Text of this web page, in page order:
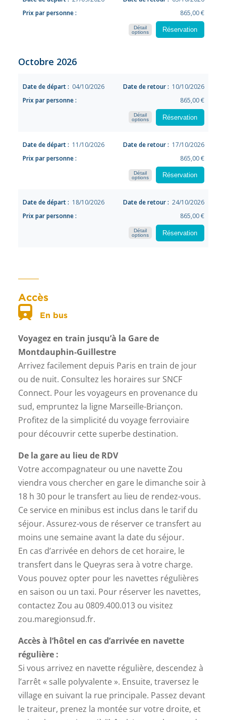
Accès
En bus
Voyagez en train jusqu’à la Gare de
Montdauphin-Guillestre
Arrivez facilement depuis Paris en train de jour
ou de nuit. Consultez les horaires sur SNCF
Connect. Pour les voyageurs en provenance du
sud, empruntez la ligne Marseille-Briançon.
Profitez de la simplicité du voyage ferroviaire
pour découvrir cette superbe destination.
De la gare au lieu de RDV
Votre accompagnateur ou une navette Zou
viendra vous chercher en gare le dimanche soir à
18 h 30 pour le transfert au lieu de rendez-vous.
Ce service en minibus est inclus dans le tarif du
séjour. Assurez-vous de réserver ce transfert au
moins une semaine avant la date du séjour.
En cas d’arrivée en dehors de cet horaire, le
transfert dans le Queyras sera à votre charge.
Vous pouvez opter pour les navettes régulières
en saison ou un taxi. Pour réserver les navettes,
contactez Zou au 0809.400.013 ou visitez
zou.maregionsud.fr.
Accès à l’hôtel en cas d’arrivée en navette
régulière :
Si vous arrivez en navette régulière, descendez à
l’arrêt « salle polyvalente ». Ensuite, traversez le
village en suivant la rue principale. Passez devant
le traiteur, prenez la montée sur votre droite, et